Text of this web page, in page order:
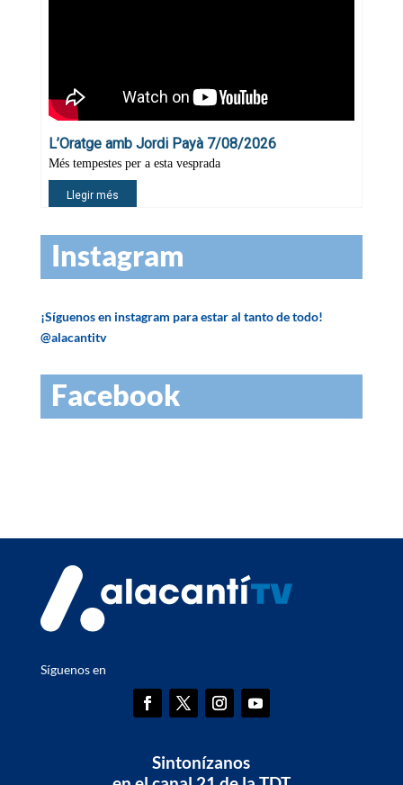
Instagram
¡Síguenos en instagram para estar al tanto de todo!
@alacantitv
Facebook
Síguenos en
Sintonízanos